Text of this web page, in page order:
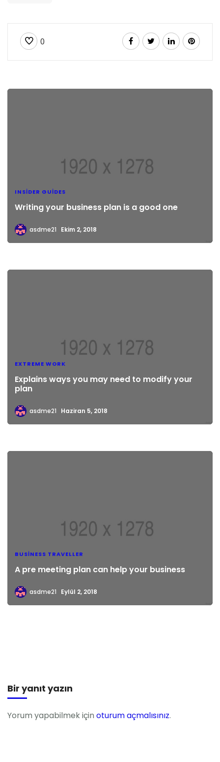
0
INSIDER GUIDES
Writing your business plan is a good one
asdme21 Ekim 2, 2018
EXTREME WORK
Explains ways you may need to modify your
plan
asdme21 Haziran 5, 2018
BUSINESS TRAVELLER
A pre meeting plan can help your business
asdme21 Eylül 2, 2018
Bir yanıt yazın
Yorum yapabilmek için oturum açmalısınız.